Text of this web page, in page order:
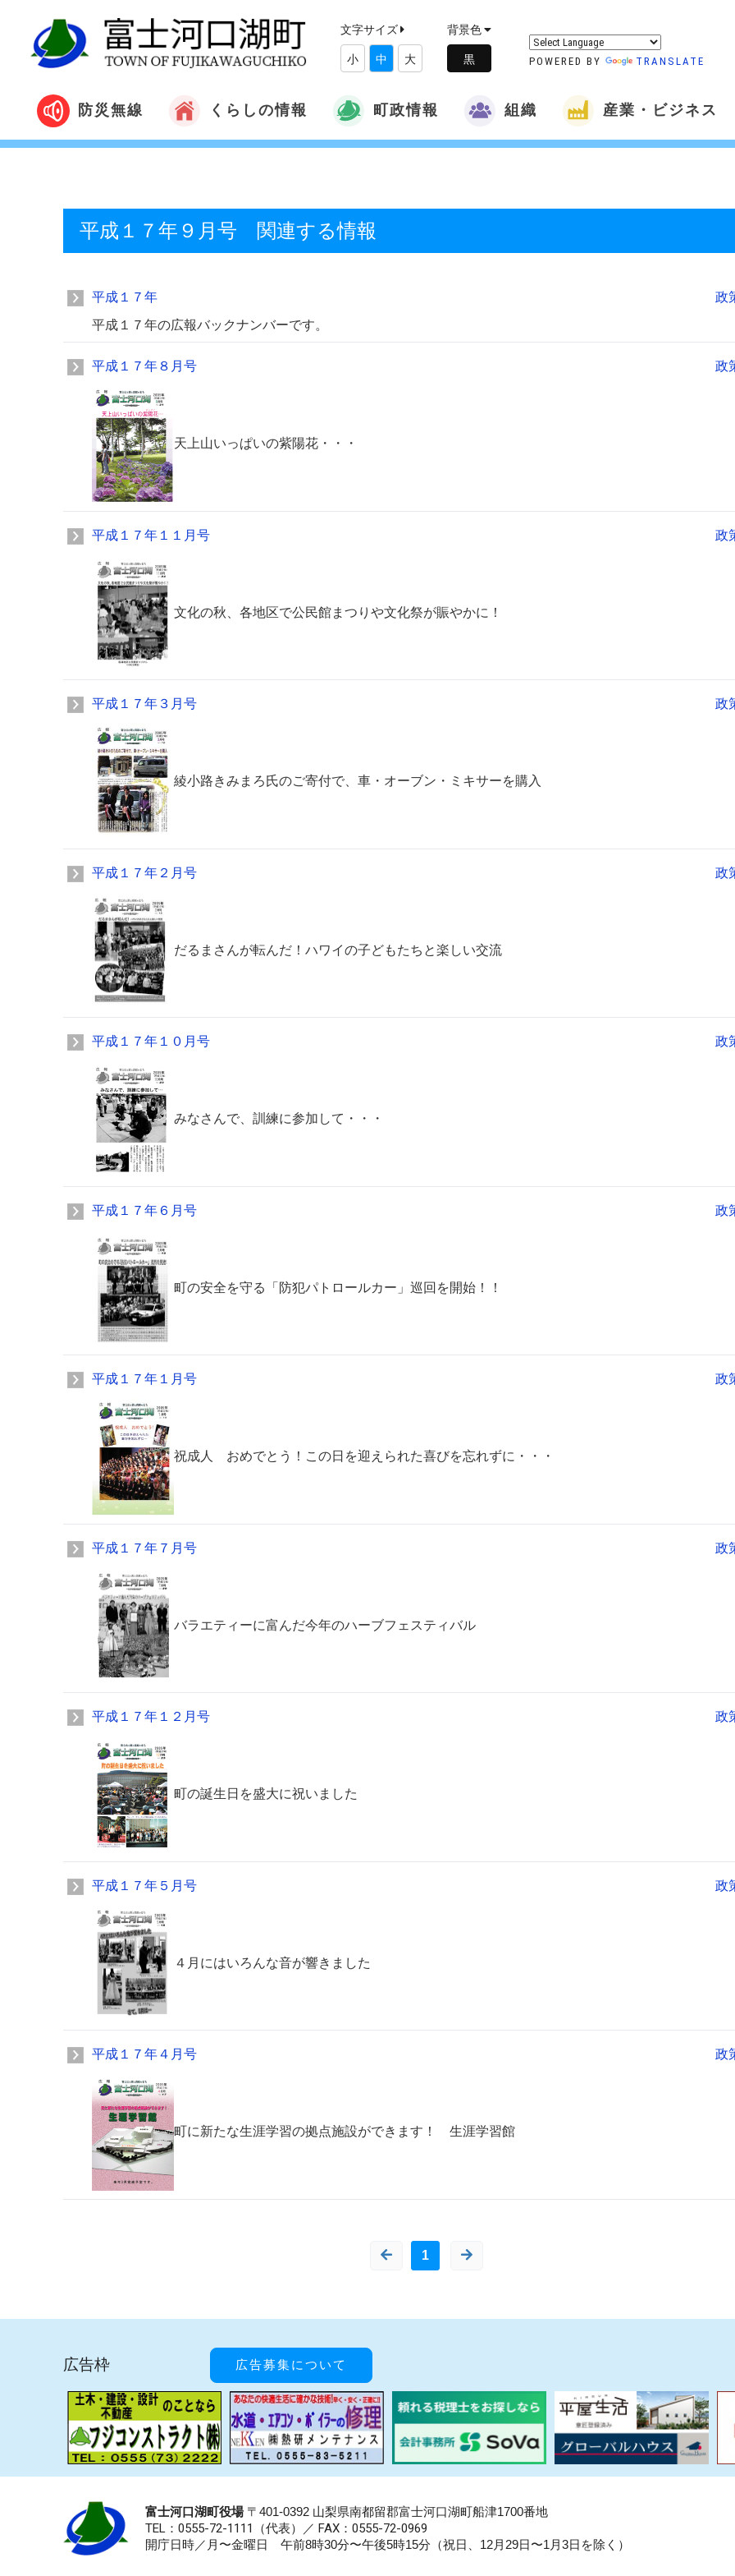
文字サイズ
小 中 大
背景色
POWERED BY TRANSLATE
防災無線 くらしの情報 町政情報 組織 産業・ビジネス
平成１７年９月号 関連する情報
平成１７年
政
平成１７年の広報バックナンバーです。
平成１７年８月号 政
天上山いっぱいの紫陽花・・・
平成１７年１１月号 政
文化の秋、各地区で公民館まつりや文化祭が賑やかに！
平成１７年３月号 政
綾小路きみまろ氏のご寄付で、車・オーブン・ミキサーを購入
平成１７年２月号 政
だるまさんが転んだ！ハワイの子どもたちと楽しい交流
平成１７年１０月号 政
みなさんで、訓練に参加して・・・
平成１７年６月号 政
町の安全を守る「防犯パトロールカー」巡回を開始！！
平成１７年１月号 政
祝成人 おめでとう！この日を迎えられた喜びを忘れずに・・・
平成１７年７月号 政
バラエティーに富んだ今年のハーブフェスティバル
平成１７年１２月号 政
町の誕生日を盛大に祝いました
平成１７年５月号 政
４月にはいろんな音が響きました
平成１７年４月号 政
町に新たな生涯学習の拠点施設ができます！ 生涯学習館
1
広告枠 広告募集について
富士河口湖町役場〒401-0392 山梨県南都留郡富士河口湖町船津1700番地
TEL：0555-72-1111 （代表）／ FAX：0555-72-0969
開庁日時／月〜金曜日 午前8時30分〜午後5時15分（祝日、12月29日〜1月3日を除く）